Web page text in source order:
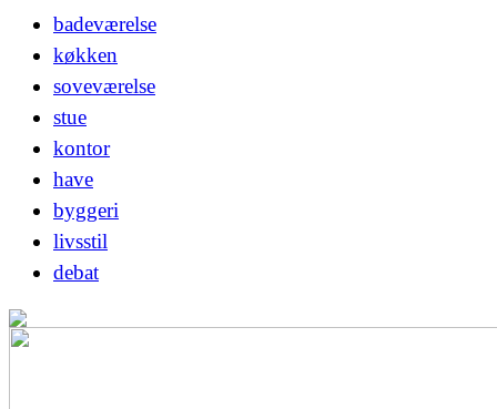
badeværelse
køkken
soveværelse
stue
kontor
have
byggeri
livsstil
debat